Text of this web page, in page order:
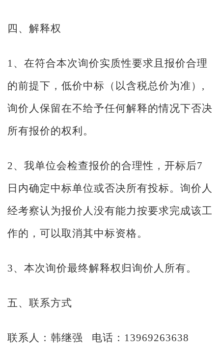
四、解释权
1、在符合本次询价实质性要求且报价合理
的前提下，低价中标（以含税总价为准）,
询价人保留在不给予任何解释的情况下否决
所有报价的权利。
2、我单位会检查报价的合理性，开标后7
日内确定中标单位或否决所有投标。询价人
经考察认为报价人没有能力按要求完成该工
作的，可以取消其中标资格。
3、本次询价最终解释权归询价人所有。
五、联系方式
联系人：韩继强 电话： 13969263638